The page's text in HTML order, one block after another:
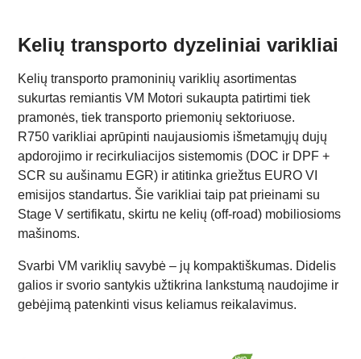
Kelių transporto dyzeliniai varikliai
Kelių transporto pramoninių variklių asortimentas
sukurtas remiantis VM Motori sukaupta patirtimi tiek
pramonės, tiek transporto priemonių sektoriuose.
R750 varikliai aprūpinti naujausiomis išmetamųjų dujų
apdorojimo ir recirkuliacijos sistemomis (DOC ir DPF +
SCR su aušinamu EGR) ir atitinka griežtus EURO VI
emisijos standartus. Šie varikliai taip pat prieinami su
Stage V sertifikatu, skirtu ne kelių (off-road) mobiliosioms
mašinoms.
Svarbi VM variklių savybė – jų kompaktiškumas. Didelis
galios ir svorio santykis užtikrina lankstumą naudojime ir
gebėjimą patenkinti visus keliamus reikalavimus.